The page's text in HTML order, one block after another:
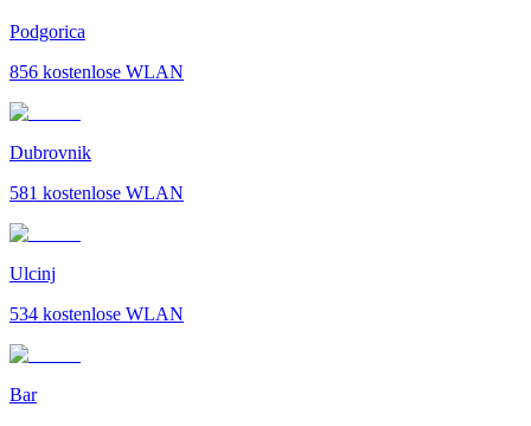
Podgorica
856 kostenlose WLAN
Dubrovnik
581 kostenlose WLAN
Ulcinj
534 kostenlose WLAN
Bar